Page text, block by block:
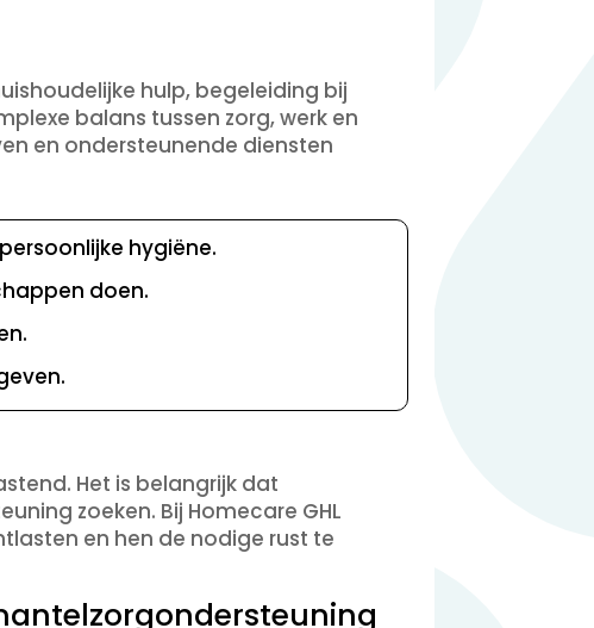
hulp, begeleiding bij
balans tussen zorg, werk en
en ondersteunende diensten
hygiëne.
doen.
Het is belangrijk dat
zoeken. Bij Homecare GHL
en hen de nodige rust te